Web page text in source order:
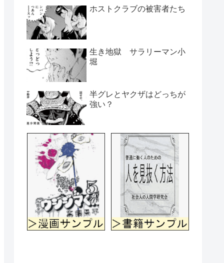
ホストクラブの被害者たち
生き地獄 サラリーマン小
堀
半グレとヤクザはどっちが
強い？